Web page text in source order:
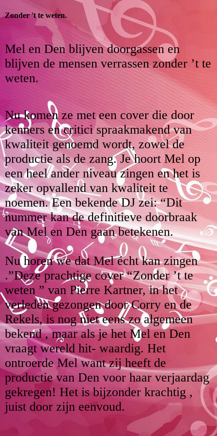
Zonder 't te weten.
Mel en Den blijven doorgassen en
blijven de mensen verrassen zonder ’t te
weten.
Nu komen ze met een cover die door
kenners en critici spraakmakend van
kwaliteit genoemd wordt, zowel de
productie als de zang. Je hoort Mel op
een heel ander niveau zingen en het is
zeker opvallend van kwaliteit te
noemen. Een bekende DJ zei: “Dit
nummer kan de definitieve doorbraak
van Mel en Den gaan betekenen.
Nu horen we dat Mel écht kan zingen
.”Deze prachtige cover “Zonder ’t te
weten ” van Pierre Kartner, in het
verleden gezongen door Corry en de
Rekels, is nog niet eens zo algemeen
bekend , maar als je het Mel en Den
vraagt wereld hit- waardig. Het
ontroerde Mel want zij heeft de
productie van Den voor haar verjaardag
gekregen! Het is bijzonder krachtig ,
juist door zijn eenvoud.